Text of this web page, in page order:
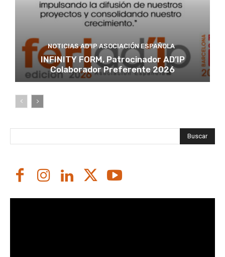
NOTICIAS AD'IP ASOCIACIÓN ESPAÑOLA
INFINITY FORM, Patrocinador AD’IP
Colaborador Preferente 2026
Buscar